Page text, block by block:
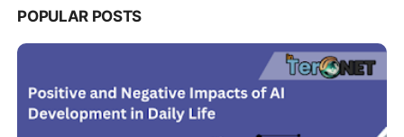
POPULAR POSTS